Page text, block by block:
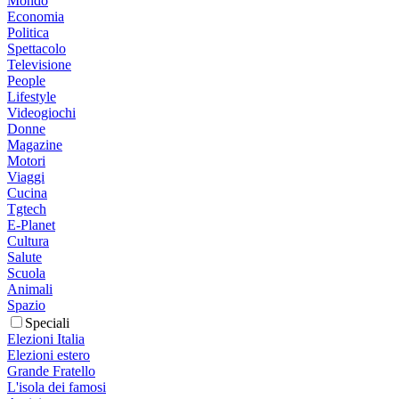
Economia
Politica
Spettacolo
Televisione
People
Lifestyle
Videogiochi
Donne
Magazine
Motori
Viaggi
Cucina
Tgtech
E-Planet
Cultura
Salute
Scuola
Animali
Spazio
Speciali
Elezioni Italia
Elezioni estero
Grande Fratello
L'isola dei famosi